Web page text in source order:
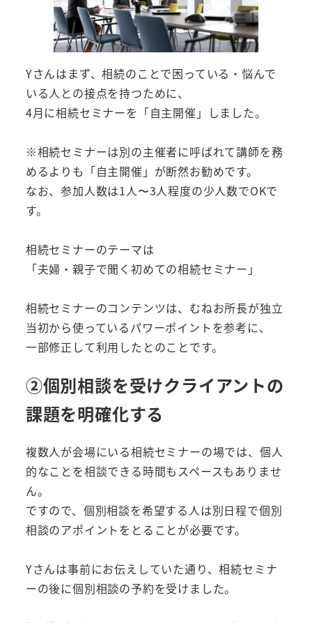
Yさんはまず、相続のことで困っている・悩んで
いる人との接点を持つために、
4月に相続セミナーを「自主開催」しました。
※相続セミナーは別の主催者に呼ばれて講師を務
めるよりも「自主開催」が断然お勧めです。
なお、参加人数は1人〜3人程度の少人数でOKで
す。
相続セミナーのテーマは
「夫婦・親子で聞く初めての相続セミナー」
相続セミナーのコンテンツは、むねお所長が独立
当初から使っているパワーポイントを参考に、
一部修正して利用したとのことです。
②個別相談を受けクライアントの
課題を明確化する
複数人が会場にいる相続セミナーの場では、個人
的なことを相談できる時間もスペースもありませ
ん。
ですので、個別相談を希望する人は別日程で個別
相談のアポイントをとることが必要です。
Yさんは事前にお伝えしていた通り、相続セミナ
ーの後に個別相談の予約を受けました。